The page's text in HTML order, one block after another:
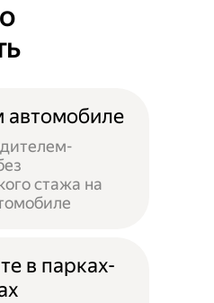
автомобиле
стажа на
в парках-